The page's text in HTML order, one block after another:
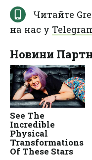
Читайте
на нас у